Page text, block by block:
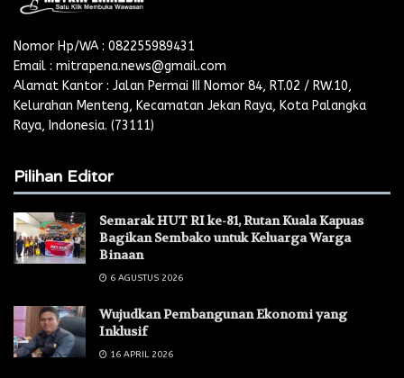
Nomor Hp/WA : 082255989431
Email : mitrapena.news@gmail.com
Alamat Kantor : Jalan Permai III Nomor 84, RT.02 / RW.10,
Kelurahan Menteng, Kecamatan Jekan Raya, Kota Palangka
Raya, Indonesia. (73111)
Pilihan Editor
Semarak HUT RI ke-81, Rutan Kuala Kapuas
Bagikan Sembako untuk Keluarga Warga
Binaan ‎
6 AGUSTUS 2026
Wujudkan Pembangunan Ekonomi yang
Inklusif
16 APRIL 2026